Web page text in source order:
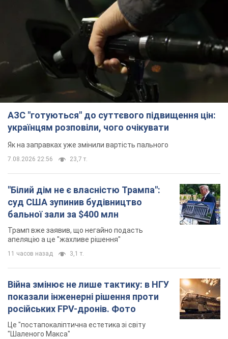
АЗС "готуються" до суттєвого підвищення цін:
українцям розповіли, чого очікувати
Як на заправках уже змінили вартість пального
7.08.2026 22:56 23,7 т.
"Білий дім не є власністю Трампа":
суд США зупинив будівництво
бальної зали за $400 млн
Трамп вже заявив, що негайно подасть
апеляцію а це "жахливе рішення"
11 часов назад 3,1 т.
Війна змінює не лише тактику: в НГУ
показали інженерні рішення проти
російських FPV-дронів. Фото
Це "постапокаліптична естетика зі світу
"Шаленого Макса"